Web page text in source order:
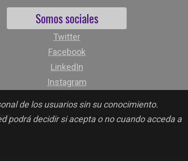
de los usuarios sin su conocimiento.
podrá decidir si acepta o no cuando acceda a
Somos sociales
Twitter
Facebook
LinkedIn
Instagram